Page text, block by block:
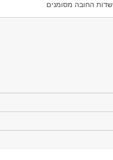
שדות החובה מסומנים